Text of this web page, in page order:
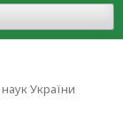
України